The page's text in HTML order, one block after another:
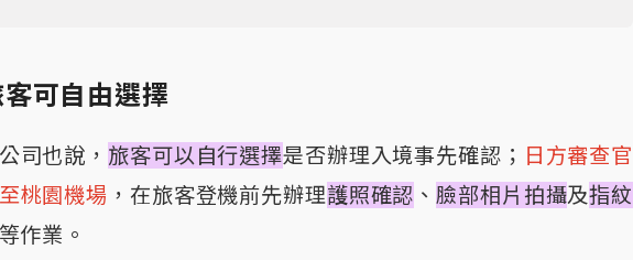
客可自由選擇
司也說， 旅客可以自行選擇是否辦理入境事先確認； 日方審查官
桃園機場 ，在旅客登機前先辦理護照確認 、臉部相片拍攝及指紋
等作業。